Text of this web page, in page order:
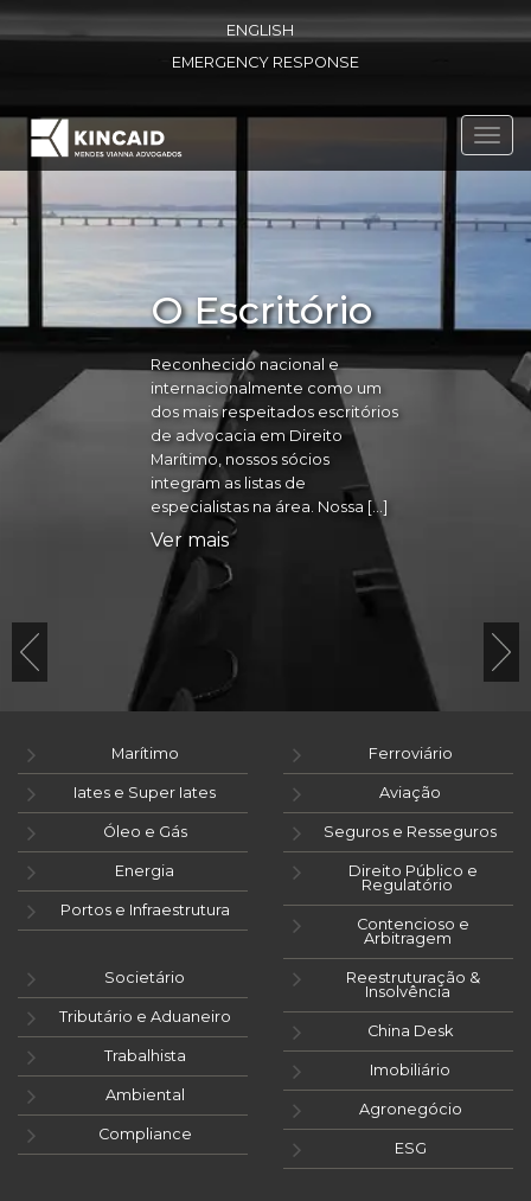
ENGLISH
EMERGENCY RESPONSE
O Escritório
Reconhecido nacional e
internacionalmente como um
dos mais respeitados escritórios
de advocacia em Direito
Marítimo, nossos sócios
integram as listas de
especialistas na área. Nossa […]
Ver mais
Marítimo
Iates e Super Iates
Óleo e Gás
Energia
Portos e Infraestrutura
Ferroviário
Aviação
Seguros e Resseguros
Direito Público e
Regulatório
Contencioso e
Arbitragem
Societário
Tributário e Aduaneiro
Trabalhista
Ambiental
Compliance
Reestruturação &
Insolvência
China Desk
Imobiliário
Agronegócio
ESG